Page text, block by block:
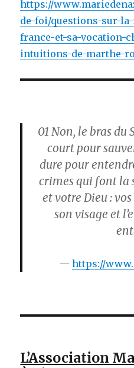
https://
de-foi/questions-sur-
france-et-sa-vocation-
intuitions-de-marthe-
01 Non, le bras du
court pour
dure pour
crimes qui font la
et votre Dieu :
son visage et
https://
L’Association